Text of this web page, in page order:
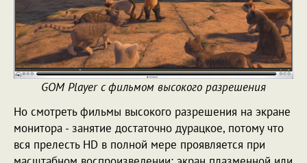
GOM Player с фильмом высокого разрешения
Но смотреть фильмы высокого разрешения на экране
монитора - занятие достаточно дурацкое, потому что
вся прелесть HD в полной мере проявляется при